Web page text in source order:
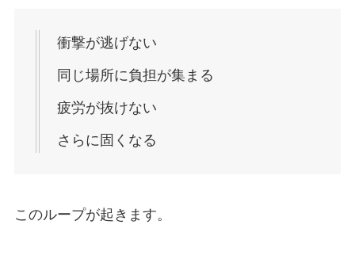
衝撃が逃げない
同じ場所に負担が集まる
疲労が抜けない
さらに固くなる
このループが起きます。